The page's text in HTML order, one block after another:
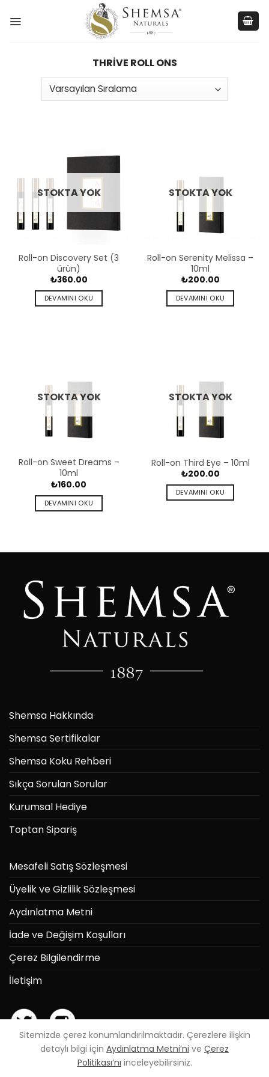
THRIVE ROLL ONS
STOKTA YOK
Roll-on Discovery Set (3
ürün)
₺360.00
DEVAMINI OKU
STOKTA YOK
Roll-on Serenity Melissa –
10ml
₺200.00
DEVAMINI OKU
STOKTA YOK
Roll-on Sweet Dreams –
10ml
₺160.00
DEVAMINI OKU
STOKTA YOK
Roll-on Third Eye – 10ml
₺200.00
DEVAMINI OKU
Shemsa Hakkında
Shemsa Sertifikalar
Shemsa Koku Rehberi
Sıkça Sorulan Sorular
Kurumsal Hediye
Toptan Sipariş
Mesafeli Satış Sözleşmesi
Üyelik ve Gizlilik Sözleşmesi
Aydınlatma Metni
İade ve Değişim Koşulları
Çerez Bilgilendirme
İletişim
Sitemizde çerez konumlandırılmaktadır. Çerezlere ilişkin
detaylı bilgi için Aydınlatma Metni’ni ve Çerez
Politikası’nı inceleyebilirsiniz.